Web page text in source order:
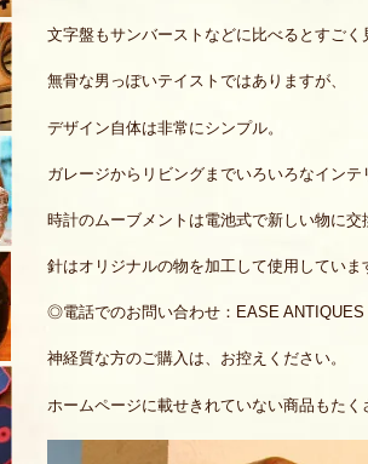
文字盤もサンバーストなどに比べるとすごく
無骨な男っぽいテイストではありますが、
デザイン自体は非常にシンプル。
ガレージからリビングまでいろいろなインテ
時計のムーブメントは電池式で新しい物に交
針はオリジナルの物を加工して使用していま
◎電話でのお問い合わせ：EASE
神経質な方のご購入は、お控えください。
ホームページに載せきれていない商品もた